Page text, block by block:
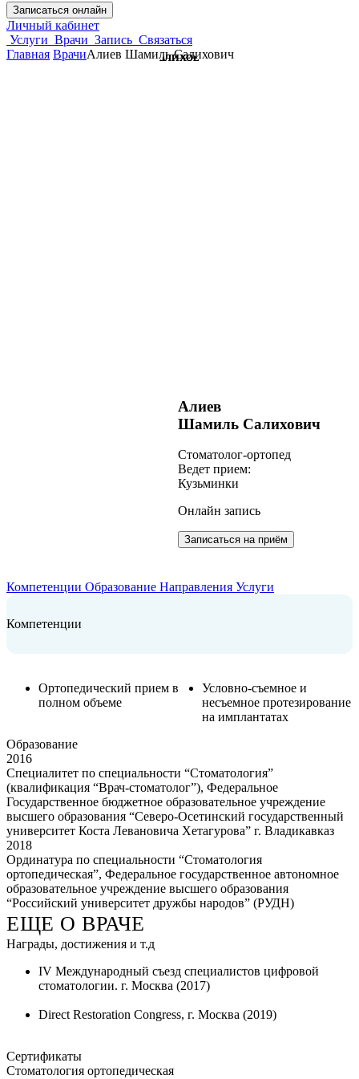
Записаться онлайн
Личный кабинет
Услуги Врачи Запись Связаться
Главная ВрачиАлиев Шамиль Салихович
Алиев
Шамиль Салихович
Cтоматолог-ортопед
Ведет прием:
Кузьминки
Онлайн запись
Записаться на приём
Компетенции Образование Направления Услуги
Компетенции
Ортопедический прием в
полном объеме
Условно-съемное и
несъемное протезирование
на имплантатах
Образование
2016
Специалитет по специальности “Стоматология”
(квалификация “Врач-стоматолог”), Федеральное
Государственное бюджетное образовательное учреждение
высшего образования “Северо-Осетинский государственный
университет Коста Левановича Хетагурова” г. Владикавказ
2018
Ординатура по специальности “Стоматология
ортопедическая”, Федеральное государственное автономное
образовательное учреждение высшего образования
“Российский университет дружбы народов” (РУДН)
ЕЩЕ О ВРАЧЕ
Награды, достижения и т.д
IV Международный съезд специалистов цифровой
стоматологии. г. Москва (2017)
Direct Restoration Congress, г. Москва (2019)
Сертификаты
Стоматология ортопедическая